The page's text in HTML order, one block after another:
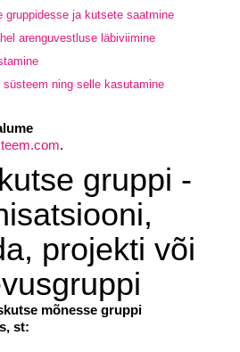
gruppidesse ja kutsete saatmine
arenguvestluse läbiviimine
süsteem ning selle kasutamine
.
gruppi -
projekti või
mõnesse gruppi
st: